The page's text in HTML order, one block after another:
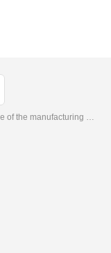
Development, design, production and sales in one of the manufacturing enterprises